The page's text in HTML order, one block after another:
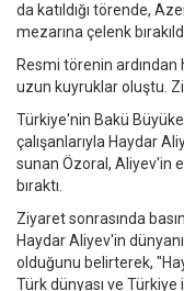
da katıldığı törende,
mezarına çelenk
Resmi törenin ardından
uzun kuyruklar oluştu.
Türkiye'nin Bakü
çalışanlarıyla Haydar
sunan Özoral, Aliyev'in
bıraktı.
Ziyaret sonrasında
Haydar Aliyev'in
olduğunu belirterek,
Türk dünyası ve